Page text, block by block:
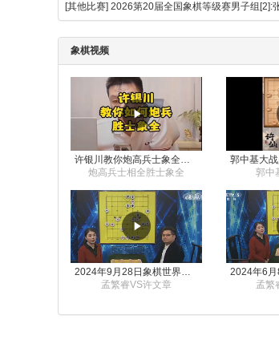
[其他比赛] 2026第20届全国象棋等级赛男子组[2]:
象棋视频
炮高兵士相全胜士象全
郭中
2024年9月28日象棋世界栏目，刘君、蒋川讲解了第九届杨官璘杯象棋公开赛孟繁睿与许文章的对局
孟繁睿VS许文章
孟繁